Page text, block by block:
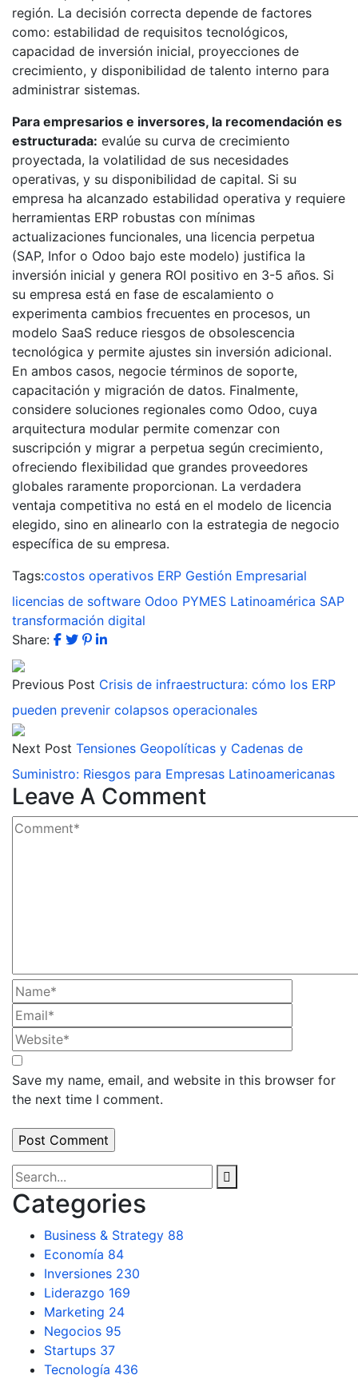
región. La decisión correcta depende de factores
como: estabilidad de requisitos tecnológicos,
capacidad de inversión inicial, proyecciones de
crecimiento, y disponibilidad de talento interno para
administrar sistemas.
Para empresarios e inversores, la recomendación es
estructurada: evalúe su curva de crecimiento
proyectada, la volatilidad de sus necesidades
operativas, y su disponibilidad de capital. Si su
empresa ha alcanzado estabilidad operativa y requiere
herramientas ERP robustas con mínimas
actualizaciones funcionales, una licencia perpetua
(SAP, Infor o Odoo bajo este modelo) justifica la
inversión inicial y genera ROI positivo en 3-5 años. Si
su empresa está en fase de escalamiento o
experimenta cambios frecuentes en procesos, un
modelo SaaS reduce riesgos de obsolescencia
tecnológica y permite ajustes sin inversión adicional.
En ambos casos, negocie términos de soporte,
capacitación y migración de datos. Finalmente,
considere soluciones regionales como Odoo, cuya
arquitectura modular permite comenzar con
suscripción y migrar a perpetua según crecimiento,
ofreciendo flexibilidad que grandes proveedores
globales raramente proporcionan. La verdadera
ventaja competitiva no está en el modelo de licencia
elegido, sino en alinearlo con la estrategia de negocio
específica de su empresa.
Tags:costos operativos ERP Gestión Empresarial
licencias de software Odoo PYMES Latinoamérica SAP
transformación digital
Share:
Previous Post Crisis de infraestructura: cómo los ERP
pueden prevenir colapsos operacionales
Next Post Tensiones Geopolíticas y Cadenas de
Suministro: Riesgos para Empresas Latinoamericanas
Leave A Comment
Save my name, email, and website in this browser for
the next time I comment.
Categories
Business & Strategy 88
Economía 84
Inversiones 230
Liderazgo 169
Marketing 24
Negocios 95
Startups 37
Tecnología 436